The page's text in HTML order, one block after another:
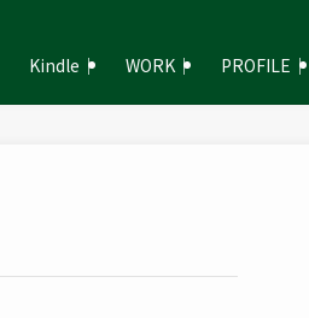
Kindle｜ WORK｜ PROFILE｜